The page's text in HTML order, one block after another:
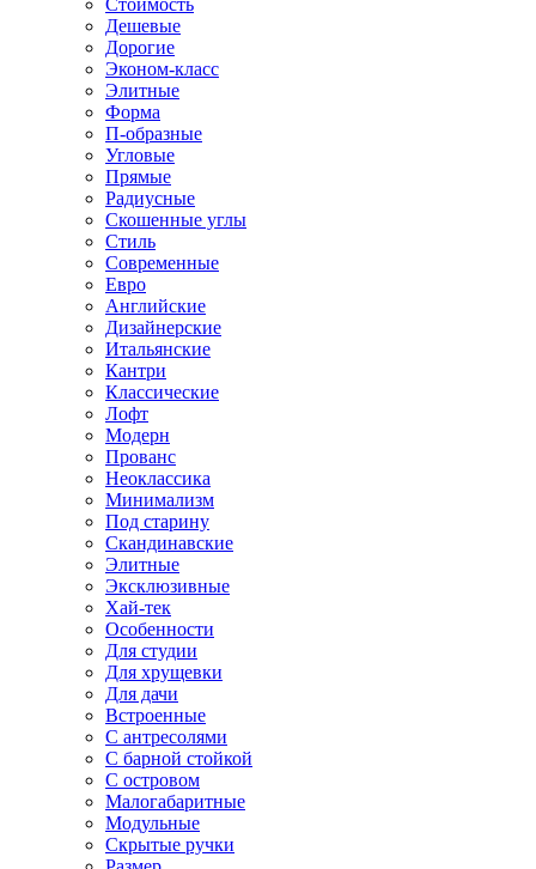
Стоимость
Дешевые
Дорогие
Эконом-класс
Элитные
Форма
П-образные
Угловые
Прямые
Радиусные
Скошенные углы
Стиль
Современные
Евро
Английские
Дизайнерские
Итальянские
Кантри
Классические
Лофт
Модерн
Прованс
Неоклассика
Минимализм
Под старину
Скандинавские
Элитные
Эксклюзивные
Хай-тек
Особенности
Для студии
Для хрущевки
Для дачи
Встроенные
С антресолями
С барной стойкой
С островом
Малогабаритные
Модульные
Скрытые ручки